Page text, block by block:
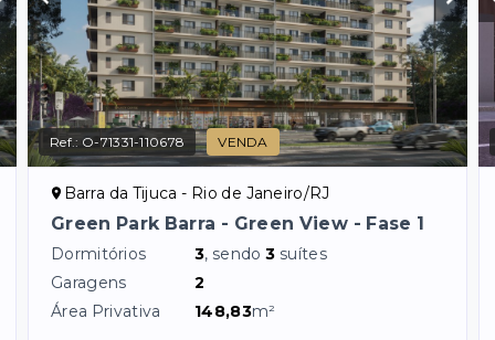
Ref.: O-71331-110678 VENDA
Barra da Tijuca - Rio de Janeiro/RJ
Green Park Barra - Green View - Fase 1
Dormitórios 3, sendo3 suítes
Garagens
2
Área Privativa
148,83m²